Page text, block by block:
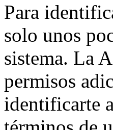
Para
solo unos
sistema. La
permisos
identificarte